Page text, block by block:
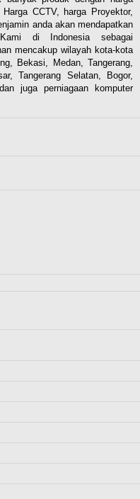
CCTV, harga Proyektor,
anda akan mendapatkan
di Indonesia sebagai
mencakup wilayah kota-kota
Bekasi, Medan, Tangerang,
Tangerang Selatan, Bogor,
juga perniagaan komputer